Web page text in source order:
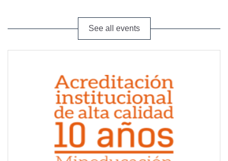
See all events